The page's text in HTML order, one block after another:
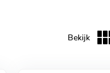
Bekijk